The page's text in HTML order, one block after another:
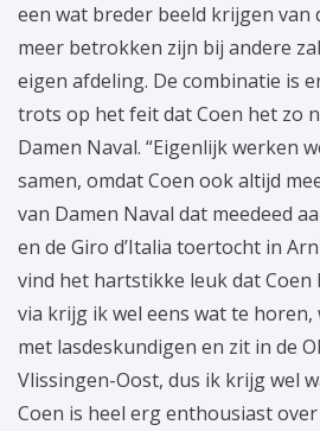
een wat breder beeld krijgen van
meer betrokken zijn bij andere
eigen afdeling. De combinatie is
trots op het feit dat Coen het zo
Damen Naval. “Eigenlijk werken
samen, omdat Coen ook altijd
van Damen Naval dat meedeed
en de Giro d’Italia toertocht in
vind het hartstikke leuk dat Coen
via krijg ik wel eens wat te
met lasdeskundigen en zit in de
Vlissingen-Oost, dus ik krijg wel
Coen is heel erg enthousiast